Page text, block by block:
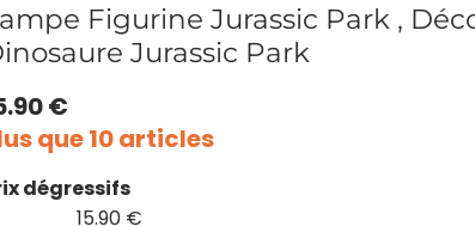
Figurine Jurassic Park ,
Jurassic Park
€
que 10 articles
dégressifs
15.90 €